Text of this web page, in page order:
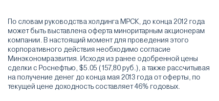
По словам руководства холдинга МРСК, до конца 2012 года
может быть выставлена оферта миноритарным акционерам
компании. В настоящий момент для проведения этого
корпоративного действия необходимо согласие
Минэкономразвития. Исходя из ранее одобренной цены
сделки с Роснефтью, $5.05 (157,80 руб.), а также рассчитывая
на получение денег до конца мая 2013 года от оферты, по
текущей цене доходность составляет 46% годовых.